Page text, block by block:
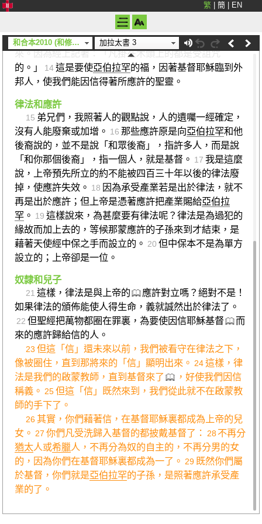
繁 簡 EN
和合本2010 (和修) (上帝) 加拉太書 3
顯的，因為經上說：「義人必因信得生。」12律法並不
出於信，而是說：「行這些事的就必因此得生。」
然基督為我們成了詛咒，就把我們從律法的詛咒中贖出
來。因為經上記著：「凡掛在木頭上的都是受詛咒
的。」
14這是要使亞伯拉罕的福，因著基督耶穌臨到外
邦人，使我們能因信得著所應許的聖靈。
律法和應許
15 弟兄們，我照著人的觀點說，人的遺囑一經確定，
沒有人能廢棄或加增。 16 那些應許原是向亞伯拉罕和他
後裔說的，並不是說「和眾後裔」，指許多人，而是說
「和你那個後裔」，指一個人，就是基督。 17 我是這麼
說，上帝預先所立的約不能被四百三十年以後的律法廢
掉，使應許失效。 18 因為承受產業若是出於律法，就不
再是出於應許；但上帝是憑著應許把產業賜給亞伯拉
罕 。 19 這樣說來，為甚麼要有律法呢？律法是為過犯的
緣故而加上去的，等候那蒙應許的子孫來到才結束，是
藉著天使經中保之手而設立的。 20 但中保本不是為單方
設立的；上帝卻是一位。
奴隸和兒子
21 這樣，律法是與上帝的
應許對立嗎？絕對不是！
如果律法的頒佈能使人得生命，義就誠然出於律法了。
22 但聖經把萬物都圈在罪裏，為要使因信耶穌基督
而
來的應許歸給信的人。
23 但這「信」還未來以前，我們被看守在律法之下，
像被圈住，直到那將來的「信」顯明出來。 24這樣，律
法是我們的啟蒙教師，直到基督來了
，好使我們因信
稱義。 25但這「信」既然來到，我們從此就不在啟蒙教
師的手下了。
26 其實，你們藉著信，在基督耶穌裏都成為上帝的兒
女。 27 你們凡受洗歸入基督的都披戴基督了： 28 不再分
猶太人或希臘人，不再分為奴的自主的，不再分男的女
的，因為你們在基督耶穌裏都成為一了。 29 既然你們屬
於基督，你們就是亞伯拉罕的子孫，是照著應許承受產
業的了。